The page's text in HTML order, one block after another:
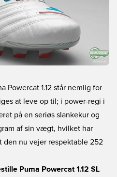
Powercat 1.12 står nemlig for
at leve op til; i power-regi i
på en seriøs slankekur og
af sin vægt, hvilket har
den nu vejer respektable 252
Puma Powercat 1.12 SL